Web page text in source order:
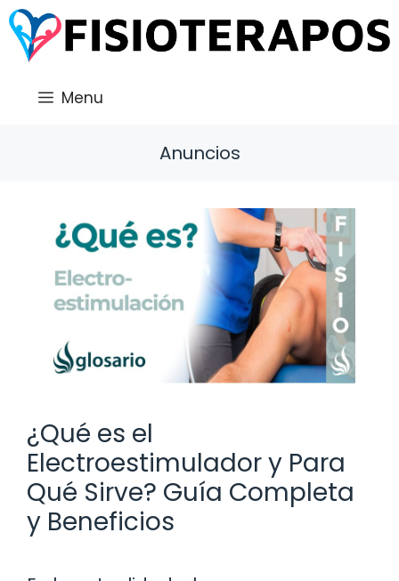
Saltar
al
contenido
Menu
Anuncios
¿Qué es el
Electroestimulador y Para
Qué Sirve? Guía Completa
y Beneficios